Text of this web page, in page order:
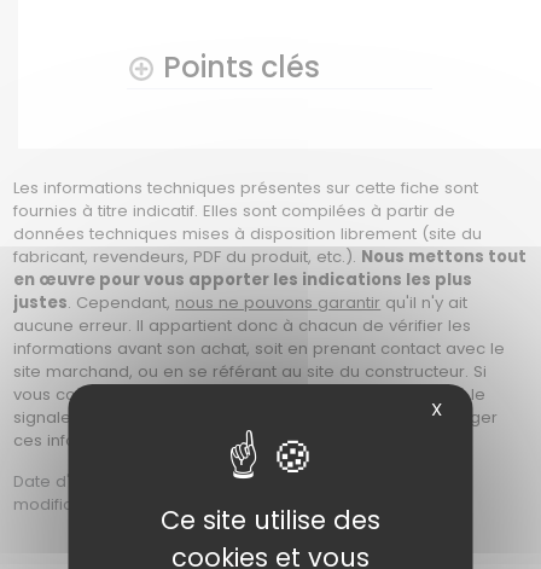
Points clés
Les informations techniques présentes sur cette fiche sont
fournies à titre indicatif. Elles sont compilées à partir de
données techniques mises à disposition librement (site du
fabricant, revendeurs, PDF du produit, etc.). Nous mettons tout
en œuvre pour vous apporter les indications les plus
justes. Cependant, nous ne pouvons garantir qu'il n'y ait
aucune erreur. Il appartient donc à chacun de vérifier les
informations avant son achat, soit en prenant contact avec le
site marchand, ou en se référant au site du constructeur. Si
vous constatez une erreur sur cette fiche, merci de nous le
signaler en nous contactant afin que nous puissions corriger
ces informations. Photos non contractuelles.
Date d'ajout : Le Samedi 26 Juin 2021 à 20h36 | date de
modification : Le Vendredi 07 Aout 2026 à 16h52
X
Ce site utilise des
cookies et vous